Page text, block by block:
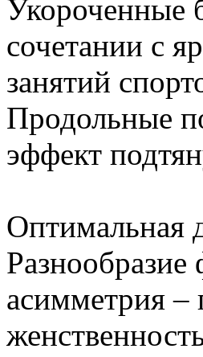
Укороченные
сочетании с
занятий
Продольные
эффект
Оптимальная
асимметрия –